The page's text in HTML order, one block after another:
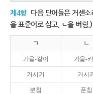
제4항 다음 단어들은 거센
을 표준어로 삼고, ㄴ을 버림.)
ㄱ ㄴ
가을-갈이 가을-
거시기 거시키
분침 푼침